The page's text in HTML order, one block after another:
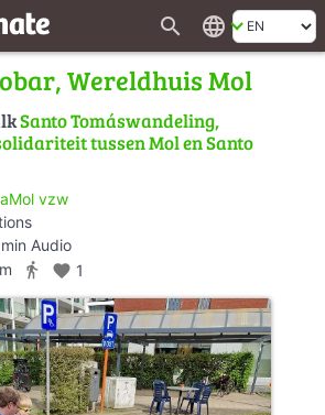
search language
Wereldhuis Mol
Santo Tomáswandeling,
tussen Mol en Santo
vzw
Audio
directions_walk favorite 1